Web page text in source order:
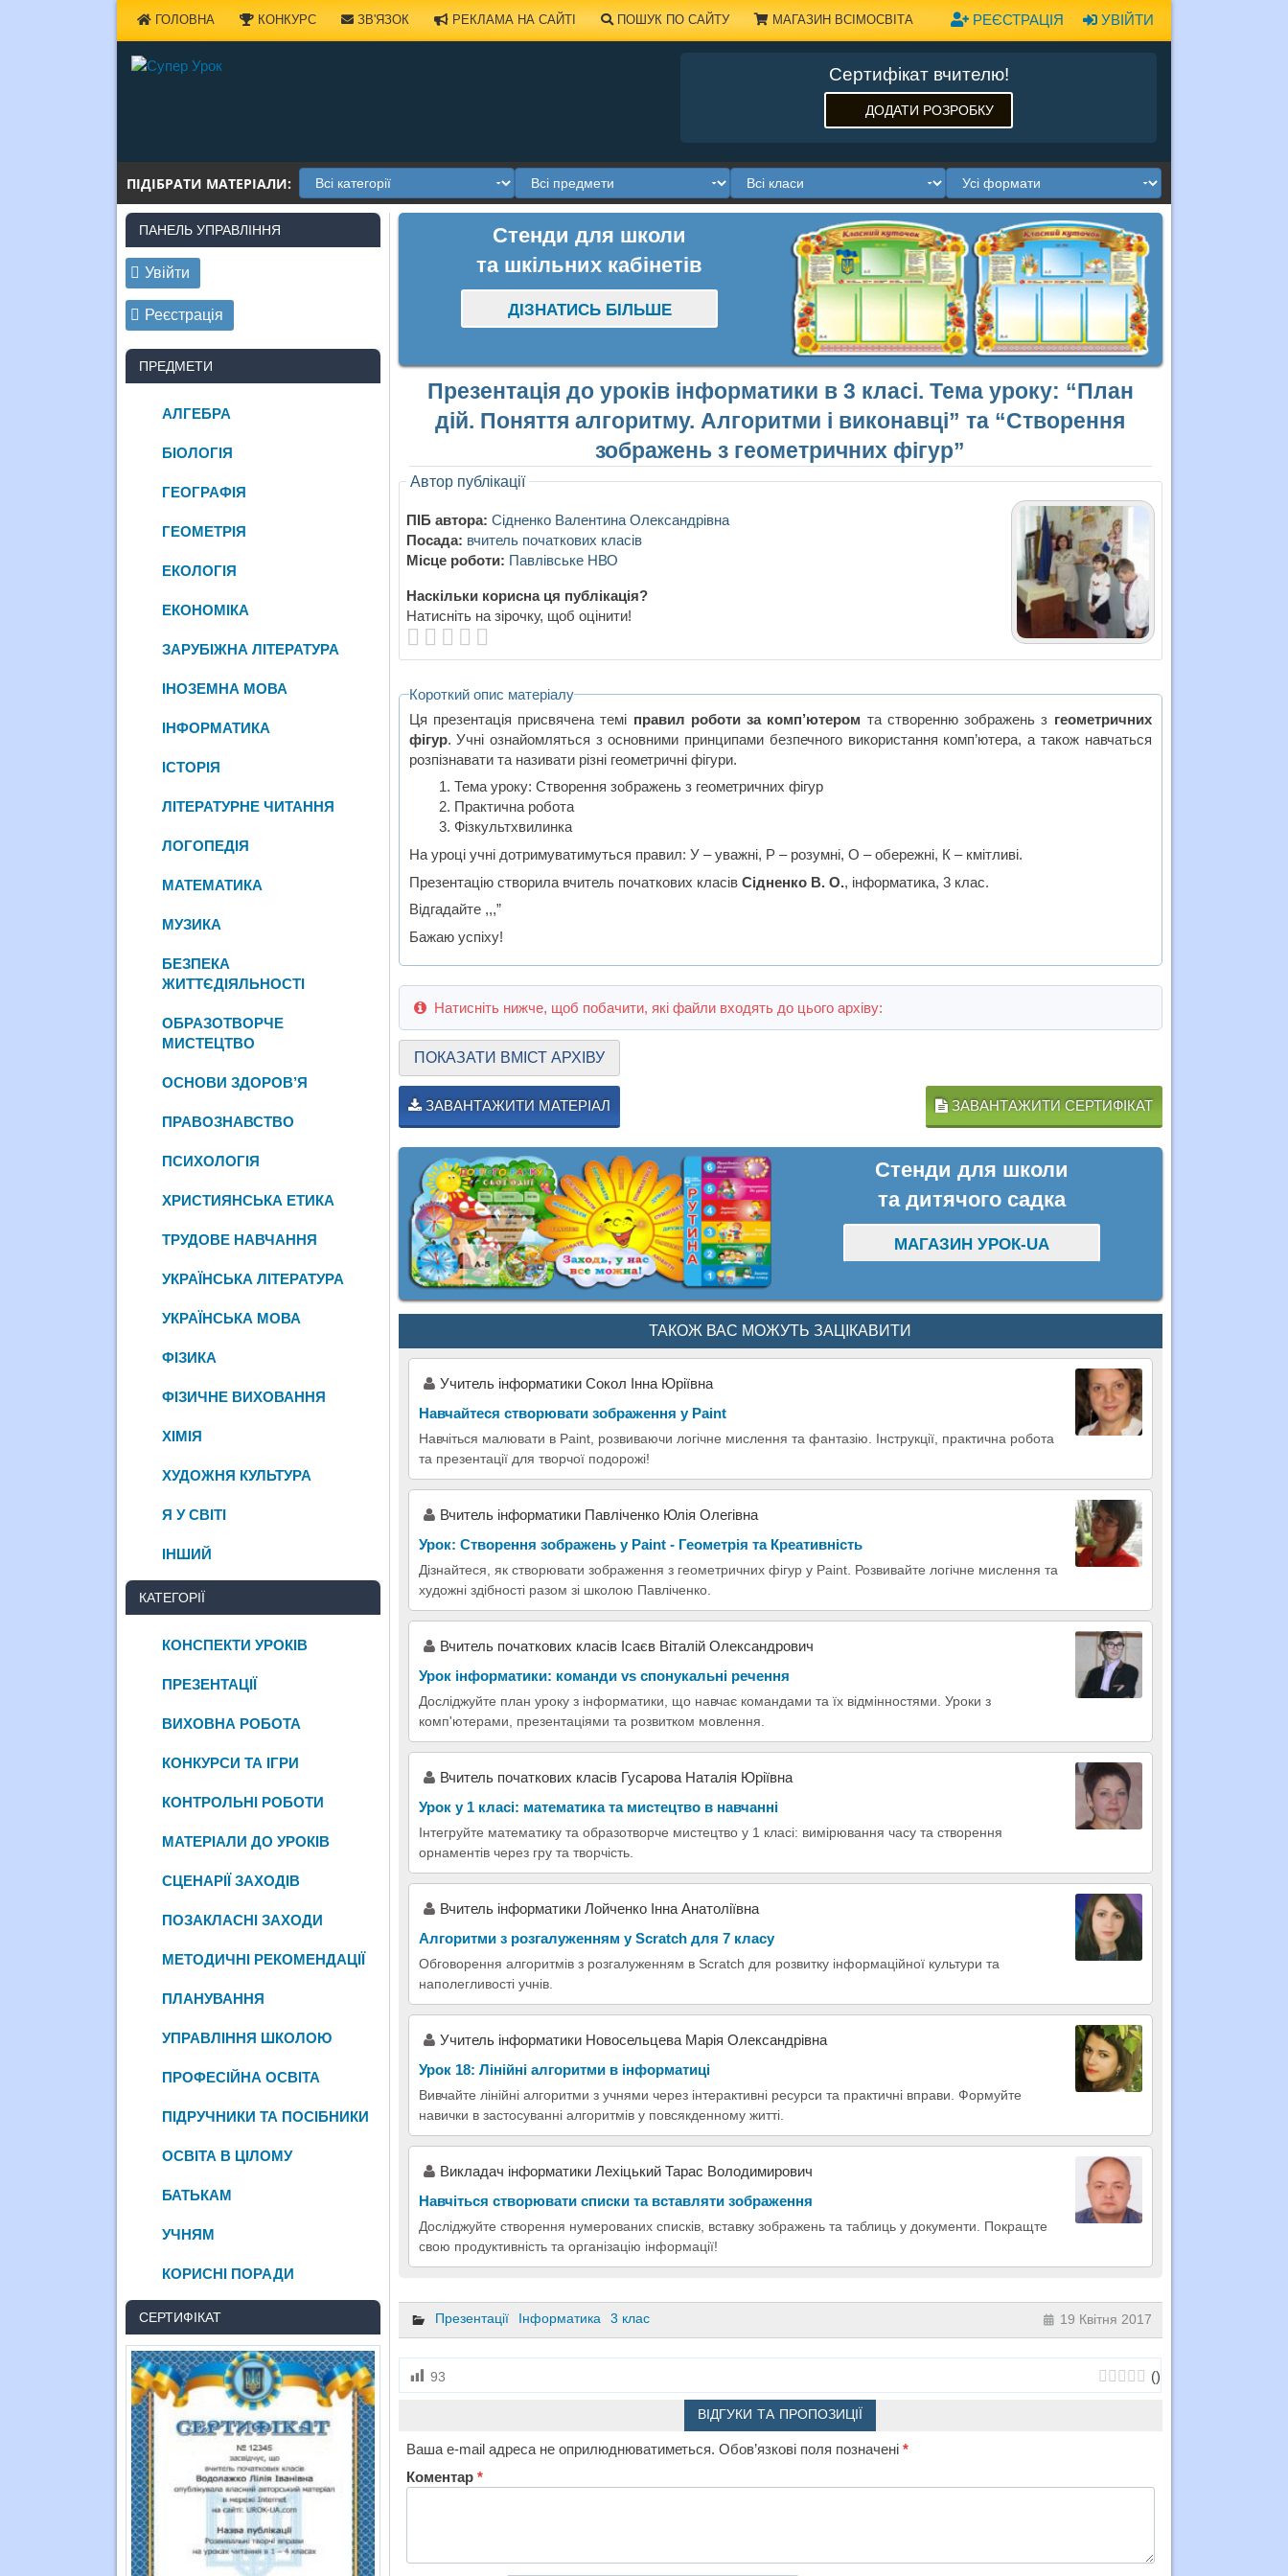
УВІЙТИ
РЕЄСТРАЦІЯ
ГОЛОВНА КОНКУРС ЗВ'ЯЗОК РЕКЛАМА НА САЙТІ ПОШУК ПО САЙТУ МАГАЗИН ВСІМОСВІТА
Сертифікат вчителю!
ДОДАТИ РОЗРОБКУ
ПІДІБРАТИ МАТЕРІАЛИ:
Стенди для школи
та шкільних кабінетів
ДІЗНАТИСЬ БІЛЬШЕ
Презентація до уроків інформатики в 3 класі. Тема уроку: “План
дій. Поняття алгоритму. Алгоритми і виконавці” та “Створення
зображень з геометричних фігур”
Автор публікації
ПІБ автора: Сідненко Валентина Олександрівна
Посада: вчитель початкових класів
Місце роботи: Павлівське НВО
Наскільки корисна ця публікація?
Натисніть на зірочку, щоб оцінити!
Короткий опис матеріалу
Ця презентація присвячена темі правил роботи за комп’ютером та створенню зображень з геометричних
фігур. Учні ознайомляться з основними принципами безпечного використання комп’ютера, а також навчаться
розпізнавати та називати різні геометричні фігури.
Тема уроку: Створення зображень з геометричних фігур
Практична робота
Фізкультхвилинка
На уроці учні дотримуватимуться правил: У – уважні, Р – розумні, О – обережні, К – кмітливі.
Презентацію створила вчитель початкових класів Сідненко В. О., інформатика, 3 клас.
Відгадайте ,,,”
Бажаю успіху!
Натисніть нижче, щоб побачити, які файли входять до цього архіву:
ПОКАЗАТИ ВМІСТ АРХІВУ
ЗАВАНТАЖИТИ МАТЕРІАЛ ЗАВАНТАЖИТИ СЕРТИФІКАТ
Стенди для школи
та дитячого садка
МАГАЗИН УРОК-UA
ТАКОЖ ВАС МОЖУТЬ ЗАЦІКАВИТИ
Учитель інформатики Сокол Інна Юріївна
Навчайтеся створювати зображення у Paint
Навчіться малювати в Paint, розвиваючи логічне мислення та фантазію. Інструкції, практична робота
та презентації для творчої подорожі!
Вчитель інформатики Павліченко Юлія Олегівна
Урок: Створення зображень у Paint - Геометрія та Креативність
Дізнайтеся, як створювати зображення з геометричних фігур у Paint. Розвивайте логічне мислення та
художні здібності разом зі школою Павліченко.
Вчитель початкових класів Ісаєв Віталій Олександрович
Урок інформатики: команди vs спонукальні речення
Досліджуйте план уроку з інформатики, що навчає командами та їх відмінностями. Уроки з
комп'ютерами, презентаціями та розвитком мовлення.
Вчитель початкових класів Гусарова Наталія Юріївна
Урок у 1 класі: математика та мистецтво в навчанні
Інтегруйте математику та образотворче мистецтво у 1 класі: вимірювання часу та створення
орнаментів через гру та творчість.
Вчитель інформатики Лойченко Інна Анатоліївна
Алгоритми з розгалуженням у Scratch для 7 класу
Обговорення алгоритмів з розгалуженням в Scratch для розвитку інформаційної культури та
наполегливості учнів.
Учитель інформатики Новосельцева Марія Олександрівна
Урок 18: Лінійні алгоритми в інформатиці
Вивчайте лінійні алгоритми з учнями через інтерактивні ресурси та практичні вправи. Формуйте
навички в застосуванні алгоритмів у повсякденному житті.
Викладач інформатики Лехіцький Тарас Володимирович
Навчіться створювати списки та вставляти зображення
Досліджуйте створення нумерованих списків, вставку зображень та таблиць у документи. Покращте
свою продуктивність та організацію інформації!
Презентації Інформатика 3 клас 19 Квітня 2017
93 ()
ВІДГУКИ ТА ПРОПОЗИЦІЇ
Ваша e-mail адреса не оприлюднюватиметься. Обов’язкові поля позначені *
Коментар *
ПАНЕЛЬ УПРАВЛІННЯ
Увійти
Реєстрація
ПРЕДМЕТИ
АЛГЕБРА
БІОЛОГІЯ
ГЕОГРАФІЯ
ГЕОМЕТРІЯ
ЕКОЛОГІЯ
ЕКОНОМІКА
ЗАРУБІЖНА ЛІТЕРАТУРА
ІНОЗЕМНА МОВА
ІНФОРМАТИКА
ІСТОРІЯ
ЛІТЕРАТУРНЕ ЧИТАННЯ
ЛОГОПЕДІЯ
МАТЕМАТИКА
МУЗИКА
БЕЗПЕКА
ЖИТТЄДІЯЛЬНОСТІ
ОБРАЗОТВОРЧЕ
МИСТЕЦТВО
ОСНОВИ ЗДОРОВ’Я
ПРАВОЗНАВСТВО
ПСИХОЛОГІЯ
ХРИСТИЯНСЬКА ЕТИКА
ТРУДОВЕ НАВЧАННЯ
УКРАЇНСЬКА ЛІТЕРАТУРА
УКРАЇНСЬКА МОВА
ФІЗИКА
ФІЗИЧНЕ ВИХОВАННЯ
ХІМІЯ
ХУДОЖНЯ КУЛЬТУРА
Я У СВІТІ
ІНШИЙ
КАТЕГОРІЇ
КОНСПЕКТИ УРОКІВ
ПРЕЗЕНТАЦІЇ
ВИХОВНА РОБОТА
КОНКУРСИ ТА ІГРИ
КОНТРОЛЬНІ РОБОТИ
МАТЕРІАЛИ ДО УРОКІВ
СЦЕНАРІЇ ЗАХОДІВ
ПОЗАКЛАСНІ ЗАХОДИ
МЕТОДИЧНІ РЕКОМЕНДАЦІЇ
ПЛАНУВАННЯ
УПРАВЛІННЯ ШКОЛОЮ
ПРОФЕСІЙНА ОСВІТА
ПІДРУЧНИКИ ТА ПОСІБНИКИ
ОСВІТА В ЦІЛОМУ
БАТЬКАМ
УЧНЯМ
КОРИСНІ ПОРАДИ
СЕРТИФІКАТ